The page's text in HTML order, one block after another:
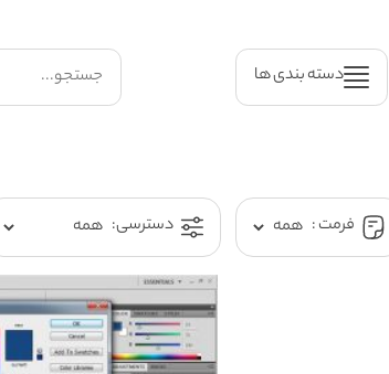
دسته بندی ها
فرمت : دسترسی: